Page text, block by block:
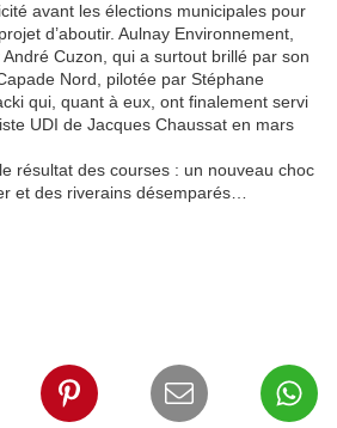
avant les élections municipales pour
d’aboutir. Aulnay Environnement,
André Cuzon, qui a surtout brillé par son
Nord, pilotée par Stéphane
qui, quant à eux, ont finalement servi
UDI de Jacques Chaussat en mars
résultat des courses : un nouveau choc
et des riverains désemparés…